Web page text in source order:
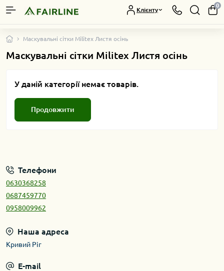
Клієнту
0
Маскувальні сітки Militex Листя осінь
Маскувальні сітки Militex Листя осінь
У даній категорії немає товарів.
Продовжити
Телефони
0630368258
0687459770
0958009962
Наша адреса
Кривий Ріг
E-mail